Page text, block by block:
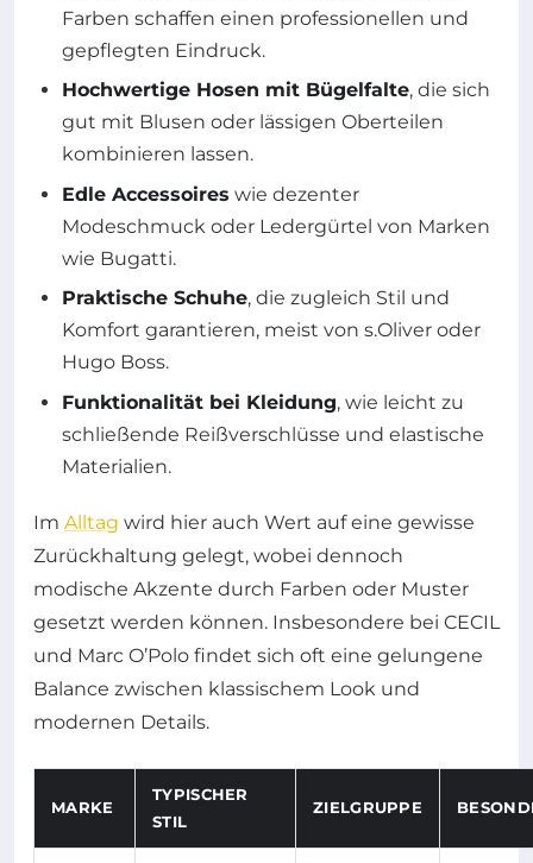
Farben schaffen einen professionellen und
gepflegten Eindruck.
Hochwertige Hosen mit Bügelfalte, die sich
gut mit Blusen oder lässigen Oberteilen
kombinieren lassen.
Edle Accessoires wie dezenter
Modeschmuck oder Ledergürtel von Marken
wie Bugatti.
Praktische Schuhe, die zugleich Stil und
Komfort garantieren, meist von s.Oliver oder
Hugo Boss.
Funktionalität bei Kleidung, wie leicht zu
schließende Reißverschlüsse und elastische
Materialien.
Im Alltag wird hier auch Wert auf eine gewisse
Zurückhaltung gelegt, wobei dennoch
modische Akzente durch Farben oder Muster
gesetzt werden können. Insbesondere bei CECIL
und Marc O’Polo findet sich oft eine gelungene
Balance zwischen klassischem Look und
modernen Details.
MARKE
TYPISCHER
STIL
ZIELGRUPPE